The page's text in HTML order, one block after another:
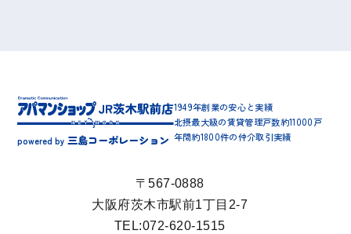
powered by 三島コーポレーション
1949年創業の安心と実績
北摂最大級の賃貸管理戸数約11000戸
年間約1800件の仲介取引実績
〒567-0888
大阪府茨木市駅前1丁目2-7
TEL:072-620-1515